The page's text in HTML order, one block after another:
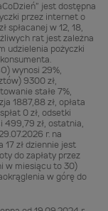
jest dostępna
przez internet o
spłacanej w 12, 18,
rat jest zależna
udzielenia pożyczki
wynosi 29%,
9300 zł,
stałe 7%,
1887,88 zł, opłata
0 zł, odsetki
499,79 zł, ostatnia,
r. na
zł dziennie jest
do zapłaty przez
w miesiącu to 30)
w górę do